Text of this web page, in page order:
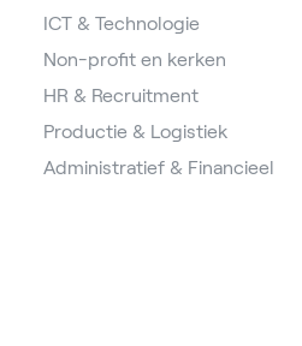
ICT & Technologie
Non-profit en kerken
HR & Recruitment
Productie & Logistiek
Administratief & Financieel